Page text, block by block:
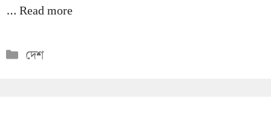
…Read more
Categories
দেশ